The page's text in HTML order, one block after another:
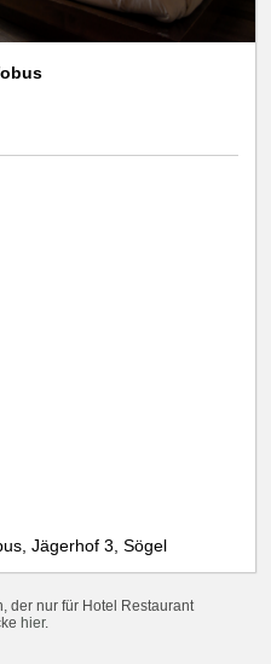
Jägerhof 3, Sögel
der nur für Hotel Restaurant
hier.